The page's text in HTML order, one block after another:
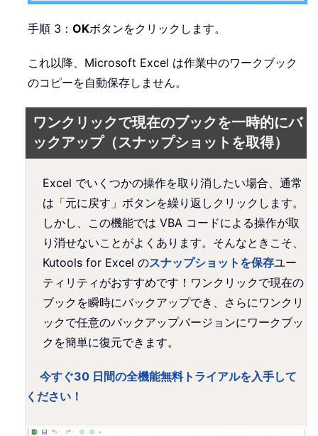
手順 3： OKボタンをクリックします。
これ以降、Microsoft Excel は作業中のワークブック
のコピーを自動保存しません。
ワンクリックで現在のブックを一時的にバ
ックアップ（スナップショットを取得）
Excel でいくつかの操作を取り消したい場合、通常
は「元に戻す」ボタンを繰り返しクリックします。
しかし、この機能では VBA コードによる操作が取
り消せないことがよくあります。そんなときこそ、
Kutools for Excel のスナップショットを保存ユー
ティリティがおすすめです！ワンクリックで現在の
ブックを瞬時にバックアップでき、さらにワンクリ
ックで任意のバックアップバージョンにワークブッ
クを簡単に復元できます。
今すぐ30 日間の全機能無料トライアルを入手して
ください！